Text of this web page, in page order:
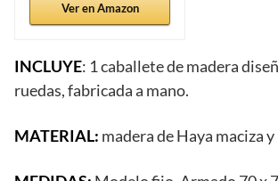
Ver en Amazon
INCLUYE: 1 caballete de madera
ruedas, fabricada a mano.
MATERIAL: madera de Haya maciza